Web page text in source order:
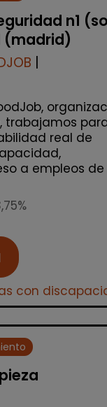
n1
(madrid)
|
trabajamos
real de
a empleos de
con